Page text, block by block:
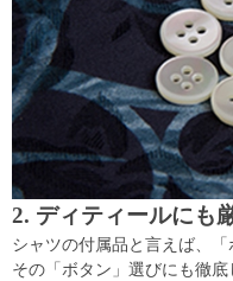
2. ディティールにも
シャツの付属品と言えば、
その「ボタン」選びにも徹